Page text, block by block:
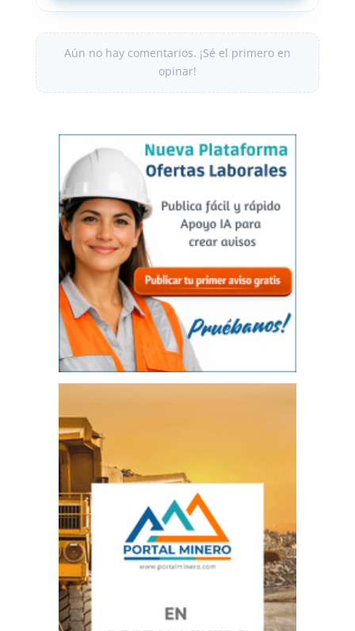
Aún no hay comentarios. ¡Sé el primero en
opinar!